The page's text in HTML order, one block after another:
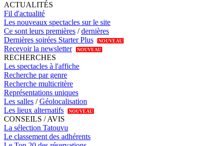
ACTUALITÉS
Fil d'actualité
Les nouveaux spectacles sur le site
Ce sont leurs premières /dernières
Dernières soirées Starter Plus
NOUVEAU
Recevoir la newsletter NOUVEAU
RECHERCHES
Les spectacles à l'affiche
Recherche par genre
Recherche multicritère
Représentations uniques
Les salles /Géolocalisation
Les lieux alternatifs
NOUVEAU
CONSEILS / AVIS
La sélection Tatouvu
Le classement des adhérents